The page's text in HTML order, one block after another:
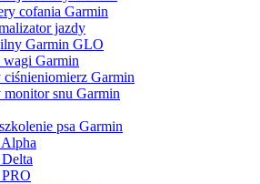
cofania Garmin
jazdy
Garmin GLO
wagi Garmin
Garmin
snu Garmin
psa Garmin
Alpha